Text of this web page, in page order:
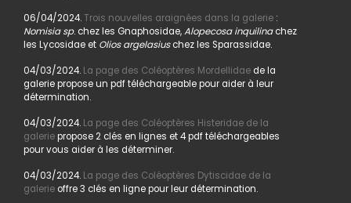
06/04/2024.Trois nouvelles araignées dans la galerie:
Nomisia sp. chez les Gnaphosidae,Alopecosa inquilinachez
les Lycosidae et Olios argelasiuschez les Sparassidae.
04/03/2024. La page des Coléoptères Mordellidaede la
galerie propose un pdf téléchargeable pour aider à leur
détermination.
04/03/2024. La page des Coléoptères Histeridae de la
galeriepropose 2 clés en lignes et 4 pdf téléchargeables
pour vous aider à les déterminer.
04/03/2024. La page des Coléoptères Dytiscidae de la
galerieoffre 3 clés en ligne pour leur détermination.